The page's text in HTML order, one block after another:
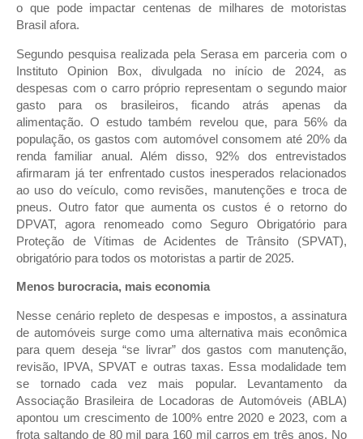
o que pode impactar centenas de milhares de motoristas
Brasil afora.
Segundo pesquisa realizada pela Serasa em parceria com o
Instituto Opinion Box, divulgada no início de 2024, as
despesas com o carro próprio representam o segundo maior
gasto para os brasileiros, ficando atrás apenas da
alimentação. O estudo também revelou que, para 56% da
população, os gastos com automóvel consomem até 20% da
renda familiar anual. Além disso, 92% dos entrevistados
afirmaram já ter enfrentado custos inesperados relacionados
ao uso do veículo, como revisões, manutenções e troca de
pneus. Outro fator que aumenta os custos é o retorno do
DPVAT, agora renomeado como Seguro Obrigatório para
Proteção de Vítimas de Acidentes de Trânsito (SPVAT),
obrigatório para todos os motoristas a partir de 2025.
Menos burocracia, mais economia
Nesse cenário repleto de despesas e impostos, a assinatura
de automóveis surge como uma alternativa mais econômica
para quem deseja “se livrar” dos gastos com manutenção,
revisão, IPVA, SPVAT e outras taxas. Essa modalidade tem
se tornado cada vez mais popular. Levantamento da
Associação Brasileira de Locadoras de Automóveis (ABLA)
apontou um crescimento de 100% entre 2020 e 2023, com a
frota saltando de 80 mil para 160 mil carros em três anos. No